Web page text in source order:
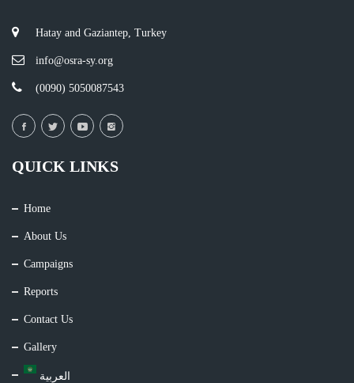
Hatay and Gaziantep, Turkey
info@osra-sy.org
(0090) 5050087543
QUICK LINKS
Home
About Us
Campaigns
Reports
Contact Us
Gallery
العربية